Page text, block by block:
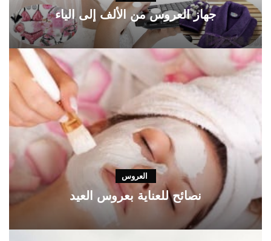
جهاز العروس من الألف إلى الياء
العروس
نصائح للعناية بعروس العيد